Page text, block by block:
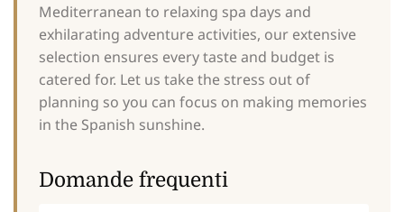
Mediterranean to relaxing spa days and
exhilarating adventure activities, our extensive
selection ensures every taste and budget is
catered for. Let us take the stress out of
planning so you can focus on making memories
in the Spanish sunshine.
Domande frequenti